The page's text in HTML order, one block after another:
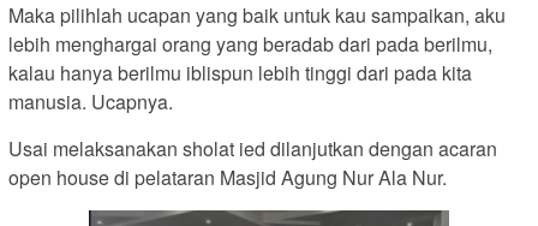
Maka pilihlah ucapan yang baik untuk kau sampaikan, aku
lebih menghargai orang yang beradab dari pada berilmu,
kalau hanya berilmu iblispun lebih tinggi dari pada kita
manusia. Ucapnya.
Usai melaksanakan sholat ied dilanjutkan dengan acaran
open house di pelataran Masjid Agung Nur Ala Nur.